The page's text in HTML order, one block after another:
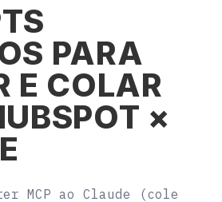
PARA
E COLAR
×
MCP ao Claude (cole